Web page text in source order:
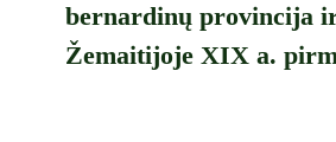
bernardinų provincija
Žemaitijoje XIX a.